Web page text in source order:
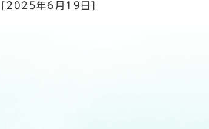
[2025年6月19日]